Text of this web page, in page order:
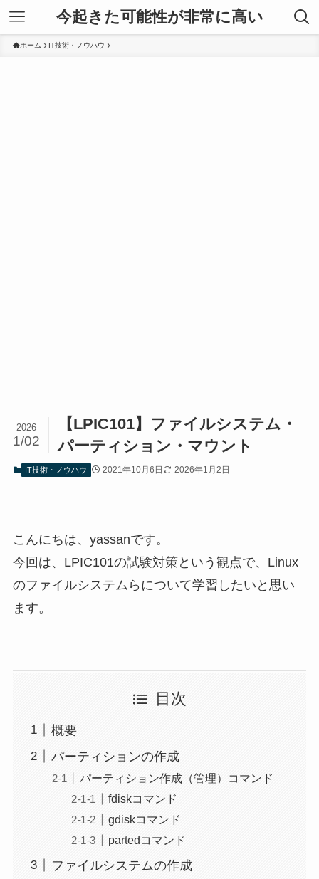
今起きた可能性が非常に高い
ホーム IT技術・ノウハウ
【LPIC101】ファイルシステム・
パーティション・マウント
2026
1/02
IT技術・ノウハウ 2021年10月6日 2026年1月2日
こんにちは、yassanです。
今回は、LPIC101の試験対策という観点で、Linux
のファイルシステムらについて学習したいと思い
ます。
目次
概要
パーティションの作成
パーティション作成（管理）コマンド
fdiskコマンド
gdiskコマンド
partedコマンド
ファイルシステムの作成